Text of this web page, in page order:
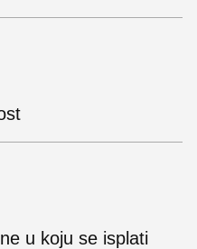
u koju se isplati